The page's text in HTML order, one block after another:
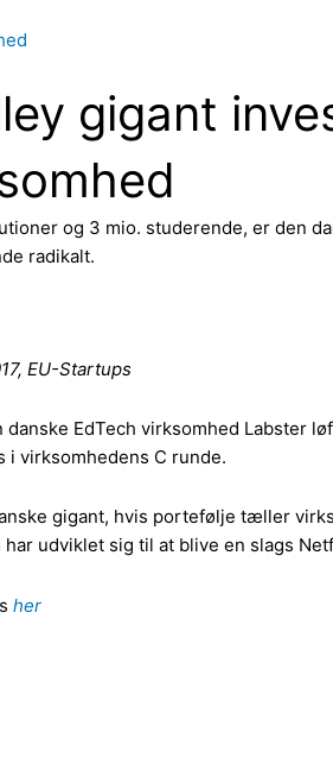
gigant
og 3 mio. studerende, er den
radikalt.
EU-Startups
danske EdTech virksomhed
i virksomhedens C runde.
gigant, hvis portefølje tæller
udviklet sig til at blive en slags
her